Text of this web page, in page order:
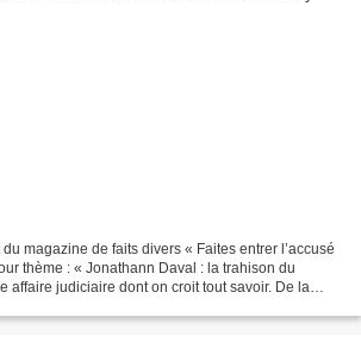
magazine de faits divers « Faites entrer l’accusé
thème : « Jonathann Daval : la trahison du
affaire judiciaire dont on croit tout savoir. De la